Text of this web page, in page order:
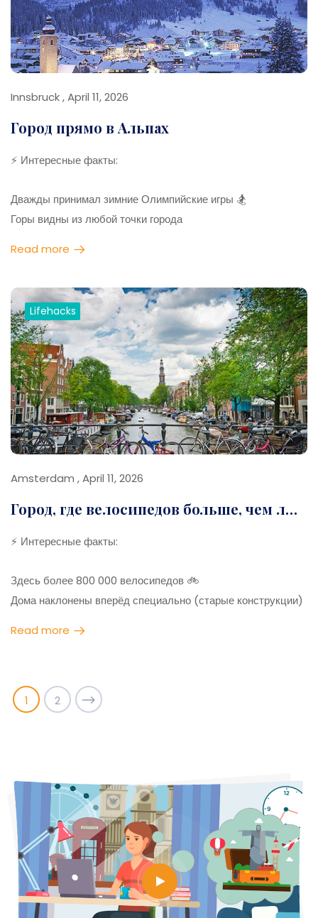
приложения
Ночные рынки — лучшее время для прогулок
Innsbruck , April 11, 2026
Город прямо в Альпах
⚡ Интересные факты:
Дважды принимал зимние Олимпийские игры 🏂
Горы видны из любой точки города
💡 Лайфхаки:
Бери Innsbruck Card — выгодно для подъёмников и музеев
Даже летом бери тёплую одежду
Поднимись на Nordkette ради панорамы
Лучшее время — межсезонье (меньше туристов)
Read more
Lifehacks
Amsterdam , April 11, 2026
Город, где велосипедов больше, чем людей
⚡ Интересные факты:
Здесь более 800 000 велосипедов 🚲
Дома наклонены вперёд специально (старые конструкции)
Не ходи по велодорожкам — сразу заметят
Read more
1 2